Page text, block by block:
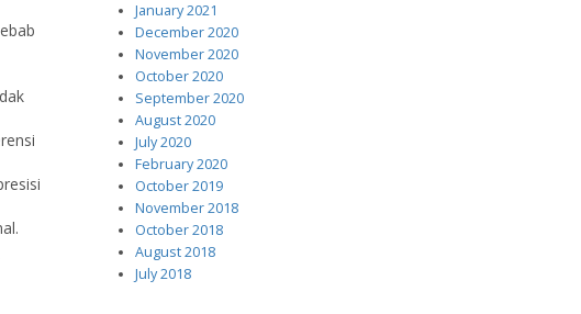
January 2021
December 2020
November 2020
October 2020
September 2020
August 2020
July 2020
February 2020
October 2019
November 2018
October 2018
August 2018
July 2018